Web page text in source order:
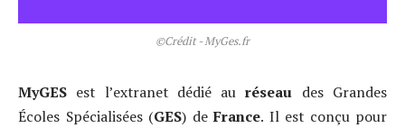
©Crédit - MyGes.fr
MyGES est l’extranet dédié auréseau des Grandes
Écoles Spécialisées (GES) deFrance. Il est conçu pour